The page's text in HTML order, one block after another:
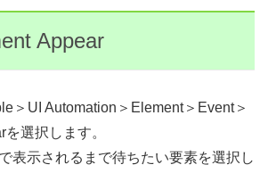
Appear
＞UI Automation＞Element＞Event＞
選択します。
表示されるまで待ちたい要素を選択し